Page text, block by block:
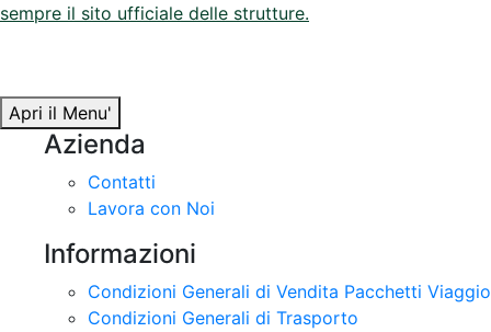
sempre il sito ufficiale delle strutture.
Apri il Menu'
Azienda
Contatti
Lavora con Noi
Informazioni
Condizioni Generali di Vendita Pacchetti Viaggio
Condizioni Generali di Trasporto